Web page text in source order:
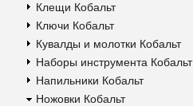
Клещи Кобальт
Ключи Кобальт
Кувалды и молотки Кобальт
Наборы инструмента Кобальт
Напильники Кобальт
Ножовки Кобальт